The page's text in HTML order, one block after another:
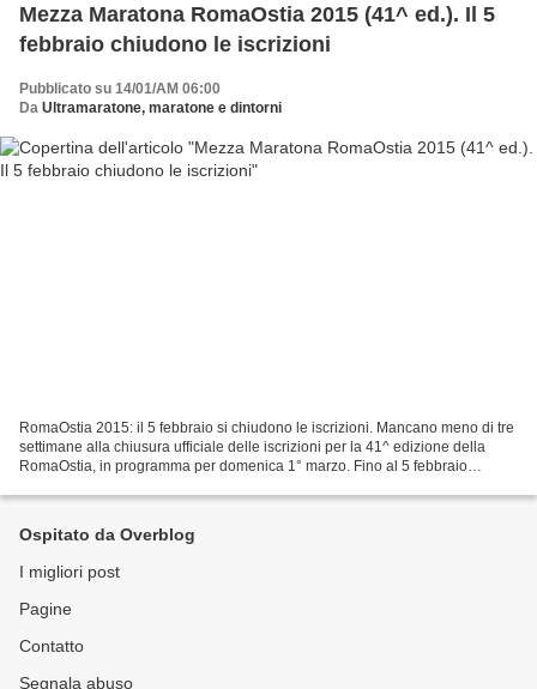
Mezza Maratona RomaOstia 2015 (41^ ed.). Il 5
febbraio chiudono le iscrizioni
Pubblicato su 14/01/AM 06:00
Da Ultramaratone, maratone e dintorni
RomaOstia 2015: il 5 febbraio si chiudono le iscrizioni. Mancano meno di tre
settimane alla chiusura ufficiale delle iscrizioni per la 41^ edizione della
RomaOstia, in programma per domenica 1° marzo. Fino al 5 febbraio
Ospitato da Overblog
I migliori post
Pagine
Contatto
Segnala abuso